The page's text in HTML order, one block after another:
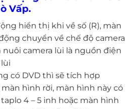
Vấp.
hiển thị khi về số (R), màn
chuyển về chế độ camera
nuôi camera lùi là nguồn điện
có DVD thì sẽ tích hợp
hình rời, màn hình này có
4 – 5 inh hoặc màn hình